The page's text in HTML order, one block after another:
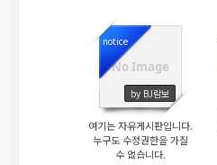
No Image
notice
by BJ람보
11300
여기는 자유게시판입니다.
누구도 수정권한을 가질
수 없습니다.